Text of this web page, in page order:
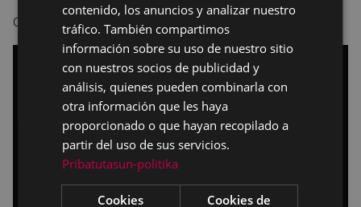
07/01/2025 SPANISH
contenido, los anuncios y analizar nuestro
tráfico. También compartimos
información sobre su uso de nuestro sitio
con nuestros socios de publicidad y
análisis, quienes pueden combinarla con
otra información que les haya
proporcionado o que hayan recopilado a
partir del uso de sus servicios.
Pribatutasun-politika
Cookies
Cookies de